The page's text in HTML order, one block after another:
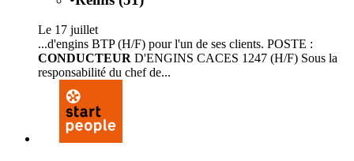
Le 17 juillet
...d'engins BTP (H/F) pour l'un de ses clients. POSTE :
CONDUCTEUR D'ENGINS CACES 1247 (H/F) Sous la
responsabilité du chef de...